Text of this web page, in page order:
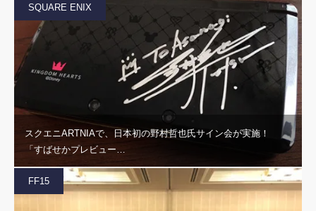
SQUARE ENIX
スクエニARTNIAで、日本初の野村哲也氏サイン会が実施！
「すばせかプレビュー…
FF15